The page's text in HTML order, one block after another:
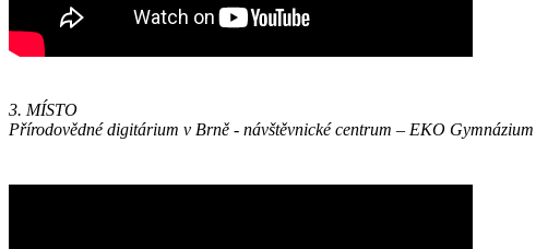
3. MÍSTO
Přírodovědné digitárium v Brně - návštěvnické centrum – EKO